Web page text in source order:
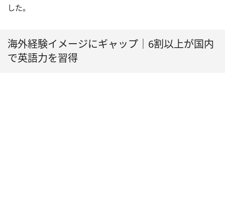
した。
海外経験イメージにギャップ｜6割以上が国内
で英語力を習得